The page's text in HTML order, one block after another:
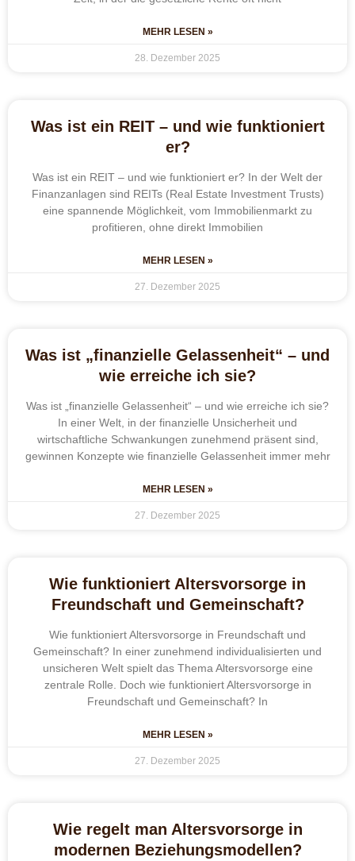
MEHR LESEN »
28. Dezember 2025
Was ist ein REIT – und wie funktioniert
er?
Was ist ein REIT – und wie funktioniert er? In der Welt der
Finanzanlagen sind REITs (Real Estate Investment Trusts)
eine spannende Möglichkeit, vom Immobilienmarkt zu
profitieren, ohne direkt Immobilien
MEHR LESEN »
27. Dezember 2025
Was ist „finanzielle Gelassenheit“ – und
wie erreiche ich sie?
Was ist „finanzielle Gelassenheit“ – und wie erreiche ich sie?
In einer Welt, in der finanzielle Unsicherheit und
wirtschaftliche Schwankungen zunehmend präsent sind,
gewinnen Konzepte wie finanzielle Gelassenheit immer mehr
MEHR LESEN »
27. Dezember 2025
Wie funktioniert Altersvorsorge in
Freundschaft und Gemeinschaft?
Wie funktioniert Altersvorsorge in Freundschaft und
Gemeinschaft? In einer zunehmend individualisierten und
unsicheren Welt spielt das Thema Altersvorsorge eine
zentrale Rolle. Doch wie funktioniert Altersvorsorge in
Freundschaft und Gemeinschaft? In
MEHR LESEN »
27. Dezember 2025
Wie regelt man Altersvorsorge in
modernen Beziehungsmodellen?